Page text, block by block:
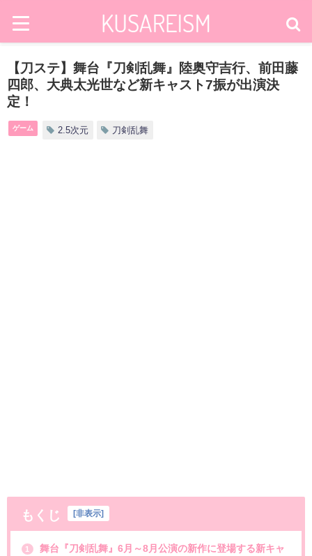
【刀ステ】舞台『刀剣乱舞』陸奥守吉行、前田藤
四郎、大典太光世など新キャスト7振が出演決
定！
ゲーム 2.5次元 刀剣乱舞
もくじ 非表示
1
舞台『刀剣乱舞』6月～8月公演の新作に登場する新キャ